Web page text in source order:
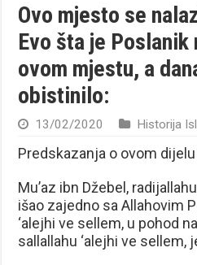
Ovo mjesto se
Evo šta je
ovom mjestu, a
obistinilo:
13/02/2020 Historija
Predskazanja o ovom
Mu’az ibn Džebel,
išao zajedno sa Allahovim
‘alejhi ve sellem, u pohod
sallallahu ‘alejhi ve sellem,